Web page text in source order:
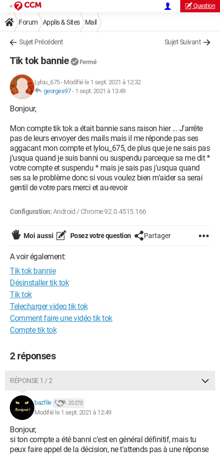
Question
Forum Applis & Sites Mail
Sujet Précédent Sujet Suivant
Tik tok bannie Fermé
Lylou_675- Modifié le 1 sept. 2021 à 12:32
georges97- 1 sept. 2021 à 13:49
Bonjour,
Mon compte tik tok a était bannie sans raison hier ... J'arrête
pas de leurs envoyer des mails mais il me réponde pas ses
aggacant mon compte et lylou_675, de plus que je ne sais pas
j'usqua quand je suis banni ou suspendu parceque sa me dit *
votre compte et suspendu * mais je sais pas j'usqua quand
ses sa le problème donc si vous voulez bien m'aider sa serai
gentil de votre pars merci et au-revoir
Configuration:Android / Chrome 92.0.4515.166
Moi aussi Posez votre question Partager
A voir également:
Tik tok bannie
Désinstaller tik tok
Tik tok
Telecharger video tik tok
Comment faire une vidéo tik tok
Compte tik tok
2 réponses
RÉPONSE 1 / 2
bazfile 20 270
Modifié le 1 sept. 2021 à 12:49
Bonjour,
si ton compte a été banni c'est en général définitif, mais tu
peux faire appel de la décision, ne t'attends pas à une réponse